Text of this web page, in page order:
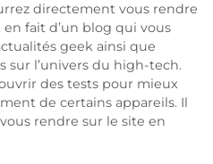
directement vous rendre
en fait d’un blog qui vous
geek ainsi que
sur l’univers du high-tech.
des tests pour mieux
de certains appareils. Il
rendre sur le site en